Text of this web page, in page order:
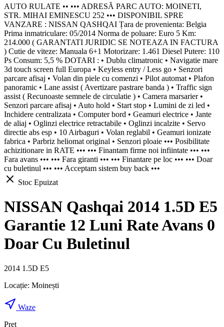
AUTO RULATE •• ••• ADRESĂ PARC AUTO: MOINETI,
STR. MIHAI EMINESCU 252 ••• DISPONIBIL SPRE
VANZARE : NISSAN QASHQAI Țara de provenienta: Belgia
Prima inmatriculare: 05/2014 Norma de poluare: Euro 5 Km:
214.000 ( GARANTATI JURIDIC SE NOTEAZA IN FACTURA
) Cutie de viteze: Manuala 6+1 Motorizare: 1.461 Diesel Putere: 110
Ps Consum: 5,5 % DOTARI : • Dublu climatronic • Navigatie mare
3d touch screen full Europa • Keyless entry / Less go • Senzori
parcare afisaj • Volan din piele cu comenzi • Pilot automat • Plafon
panoramic • Lane assist ( Avertizare pastrare banda ) • Traffic sign
assist ( Recunoaste semnele de circulatie ) • Camera marsarier •
Senzori parcare afisaj • Auto hold • Start stop • Lumini de zi led •
Inchidere centralizata • Computer bord • Geamuri electrice • Jante
de aliaj • Oglinzi electrice retractabile • Oglinzi incalzite • Servo
directie abs esp • 10 Airbaguri • Volan reglabil • Geamuri ionizate
fabrica • Parbriz heliomat original • Senzori ploaie ••• Posibilitate
achizitionare in RATE ••• ••• Finantam firme noi infiintate ••• •••
Fara avans ••• ••• Fara giranti ••• ••• Finantare pe loc ••• ••• Doar
cu buletinul ••• ••• Acceptam sistem buy back •••
Stoc Epuizat
NISSAN Qashqai 2014 1.5D E5
Garantie 12 Luni Rate Avans 0
Doar Cu Buletinul
2014 1.5D E5
Locație: Moinești
Waze
Preț